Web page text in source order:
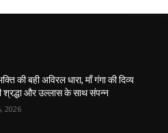
की बही अविरल धारा, माँ गंगा की दिव्य
श्रद्धा और उल्लास के साथ संपन्न
2026